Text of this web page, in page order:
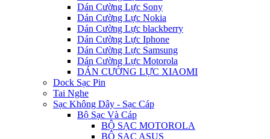
Dán Cường Lực Sony
Dán Cường Lực Nokia
Dán Cường Lực blackberry
Dán Cường Lực Iphone
Dán Cường Lực Samsung
Dán Cường Lực Motorola
DÁN CƯỜNG LỰC XIAOMI
Dock Sạc Pin
Tai Nghe
Sạc Không Dây - Sạc Cáp
Bộ Sạc Và Cáp
BỘ SẠC MOTOROLA
BỘ SẠC ASUS